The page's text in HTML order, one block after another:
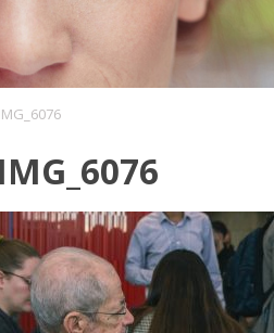
IMG_6076
IMG_6076